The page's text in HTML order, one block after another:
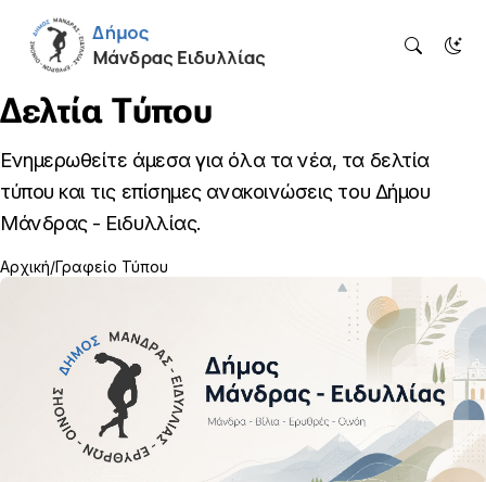
Δελτία Τύπου
Ενημερωθείτε άμεσα για όλα τα νέα, τα δελτία
τύπου και τις επίσημες ανακοινώσεις του Δήμου
Μάνδρας - Ειδυλλίας.
Αρχική Γραφείο Τύπου